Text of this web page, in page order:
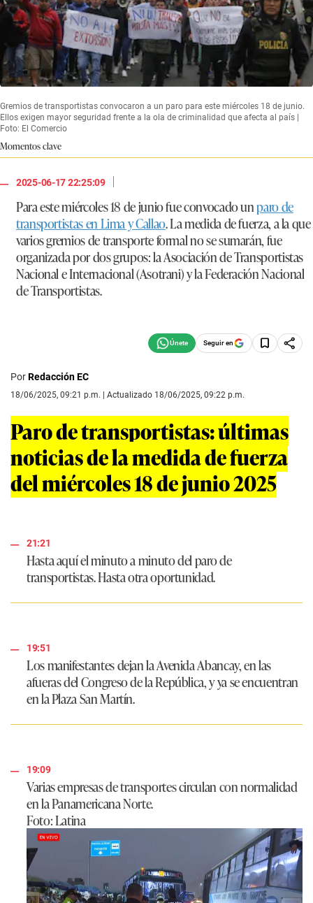
Gremios de transportistas convocaron a un paro para este miércoles 18 de junio.
Ellos exigen mayor seguridad frente a la ola de criminalidad que afecta al país |
Foto: El Comercio
Momentos clave
2025-06-17 22:25:09
|
Para este miércoles 18 de junio fue convocado unparo de
transportistas en Lima y Callao. La medida de fuerza, a la que
varios gremios de transporte formal no se sumarán, fue
organizada por dos grupos: laAsociación de Transportistas
Nacional e Internacional(Asotrani) y laFederación Nacional
de Transportistas.
Seguir en
PorRedacción EC
18/06/2025, 09:21 p.m. | Actualizado 18/06/2025, 09:22 p.m.
Paro de transportistas: últimas
noticias de la medida de fuerza
del miércoles 18 de junio 2025
21:21
Hasta aquí el minuto a minuto del paro de
transportistas. Hasta otra oportunidad.
19:51
Los manifestantes dejan la Avenida Abancay, en las
afueras del Congreso de la República, y ya se encuentran
en la Plaza San Martín.
19:09
Varias empresas de transportes circulan con normalidad
en la Panamericana Norte.
Foto: Latina